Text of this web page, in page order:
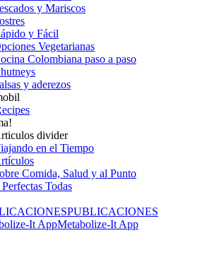
y Mariscos
y Fácil
Vegetarianas
Colombiana paso a paso
y aderezos
divider
en el Tiempo
Comida, Salud y al Punto
Todas
PUBLICACIONES
Metabolize-It App